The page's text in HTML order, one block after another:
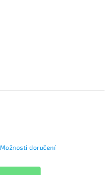
Možnosti doručení